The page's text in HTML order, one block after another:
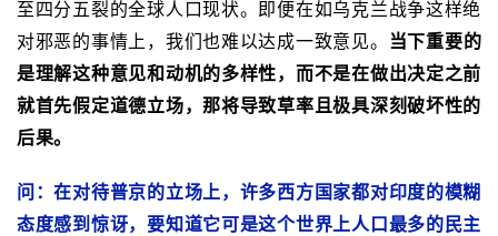
至四分五裂的全球人口现状。即便在如乌克兰战争这样绝
对邪恶的事情上，我们也难以达成一致意见。
当下重要的
是理解这种意见和动机的多样性，而不是在做出决定之前
就首先假定道德立场，那将导致草率且极具深刻破坏性的
后果。
问：在对待普京的立场上，许多西方国家都对印度的模糊
态度感到惊讶，要知道它可是这个世界上人口最多的民主